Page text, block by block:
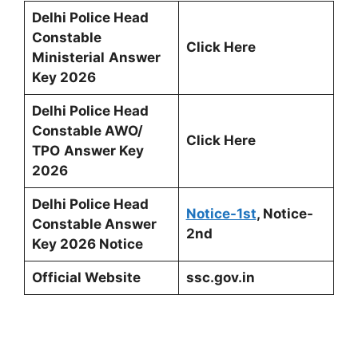
Delhi Police Head
Constable
Ministerial Answer
Key 2026
Click Here
Delhi Police Head
Constable AWO/
TPO Answer Key
2026
Click Here
Delhi Police Head
Constable Answer
Key 2026 Notice
Notice-1st, Notice-
2nd
Official Website ssc.gov.in